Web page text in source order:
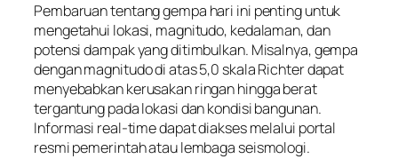
Pembaruan tentang gempa hari ini penting untuk
mengetahui lokasi, magnitudo, kedalaman, dan
potensi dampak yang ditimbulkan. Misalnya, gempa
dengan magnitudo di atas 5,0 skala Richter dapat
menyebabkan kerusakan ringan hingga berat
tergantung pada lokasi dan kondisi bangunan.
Informasi real-time dapat diakses melalui portal
resmi pemerintah atau lembaga seismologi.